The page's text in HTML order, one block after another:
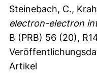
Steinebach, C.,
electron-electron
B (PRB) 56 (20),
Artikel